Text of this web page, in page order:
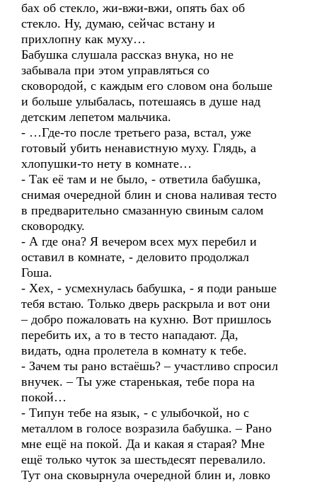
бах об стекло, жи-вжи-вжи, опять бах об
стекло. Ну, думаю, сейчас встану и
прихлопну как муху…
Бабушка слушала рассказ внука, но не
забывала при этом управляться со
сковородой, с каждым его словом она больше
и больше улыбалась, потешаясь в душе над
детским лепетом мальчика.
- …Где-то после третьего раза, встал, уже
готовый убить ненавистную муху. Глядь, а
хлопушки-то нету в комнате…
- Так её там и не было, - ответила бабушка,
снимая очередной блин и снова наливая тесто
в предварительно смазанную свиным салом
сковородку.
- А где она? Я вечером всех мух перебил и
оставил в комнате, - деловито продолжал
Гоша.
- Хех, - усмехнулась бабушка, - я поди раньше
тебя встаю. Только дверь раскрыла и вот они
– добро пожаловать на кухню. Вот пришлось
перебить их, а то в тесто нападают. Да,
видать, одна пролетела в комнату к тебе.
- Зачем ты рано встаёшь? – участливо спросил
внучек. – Ты уже старенькая, тебе пора на
покой…
- Типун тебе на язык, - с улыбочкой, но с
металлом в голосе возразила бабушка. – Рано
мне ещё на покой. Да и какая я старая? Мне
ещё только чуток за шестьдесят перевалило.
Тут она сковырнула очередной блин и, ловко